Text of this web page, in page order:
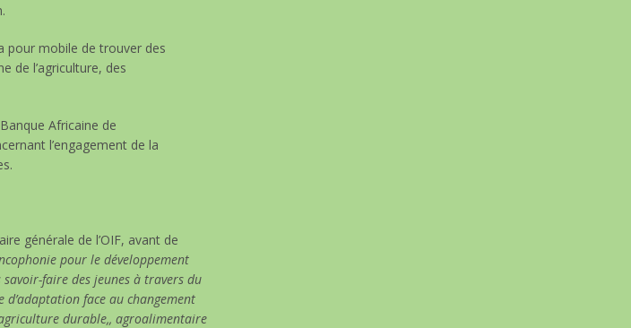
pour mobile de trouver des
de l’agriculture, des
Africaine de
l’engagement de la
générale de l’OIF, avant de
pour le développement
faire des jeunes à travers du
face au changement
durable,, agroalimentaire